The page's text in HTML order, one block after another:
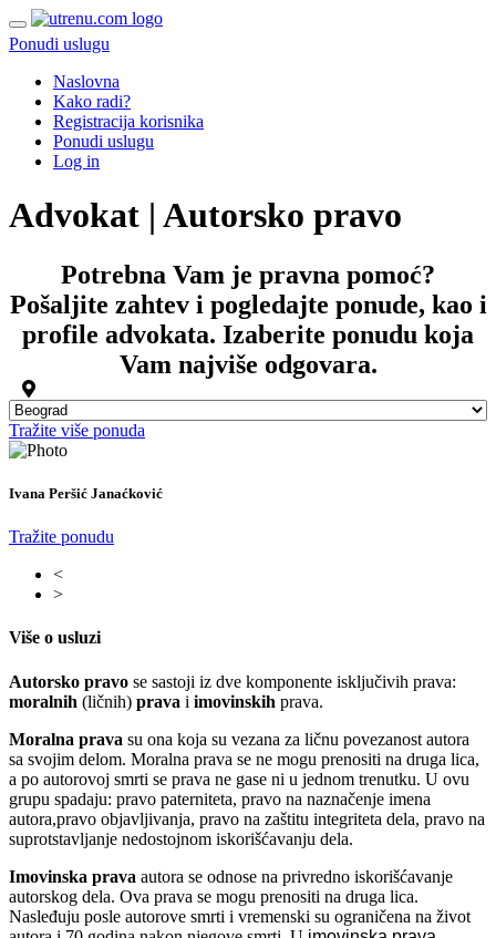
Ponudi uslugu
Naslovna
Kako radi?
Registracija korisnika
Ponudi uslugu
Log in
Advokat | Autorsko pravo
Potrebna Vam je pravna pomoć?
Pošaljite zahtev i pogledajte ponude, kao i
profile advokata. Izaberite ponudu koja
Vam najviše odgovara.
Tražite više ponuda
Ivana Peršić Janaćković
Tražite ponudu
<
>
Više o usluzi
Autorsko pravo se sastoji iz dve komponente isključivih prava:
moralnih (ličnih) prava i imovinskih prava.
Moralna prava su ona koja su vezana za ličnu povezanost autora
sa svojim delom. Moralna prava se ne mogu prenositi na druga lica,
a po autorovoj smrti se prava ne gase ni u jednom trenutku. U ovu
grupu spadaju: pravo paterniteta, pravo na naznačenje imena
autora,pravo objavljivanja, pravo na zaštitu integriteta dela, pravo na
suprotstavljanje nedostojnom iskorišćavanju dela.
Imovinska prava autora se odnose na privredno iskorišćavanje
autorskog dela. Ova prava se mogu prenositi na druga lica.
Nasleđuju posle autorove smrti i vremenski su ograničena na život